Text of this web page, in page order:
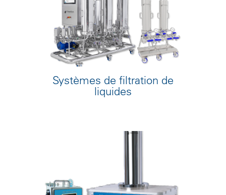
Systèmes de filtration de
liquides